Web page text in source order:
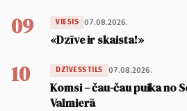
09 VIESIS 07.08.2026.
«Dzīve ir skaista!»
10 DZĪVESSTILS 07.08.2026.
Komsi – čau-čau puika no
Valmierā